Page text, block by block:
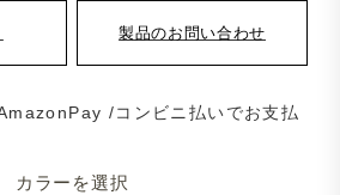
カラーを選択
/コンビニ払いでお支払